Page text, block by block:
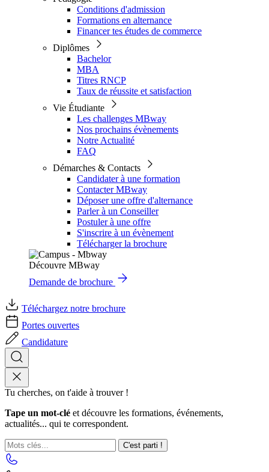
Conditions d'admission
Formations en alternance
Financer tes études de commerce
Diplômes
Bachelor
MBA
Titres RNCP
Taux de réussite et satisfaction
Vie Étudiante
Les challenges MBway
Nos prochains évènements
Notre Actualité
FAQ
Démarches & Contacts
Candidater à une formation
Contacter MBway
Déposer une offre d'alternance
Parler à un Conseiller
Postuler à une offre
S'inscrire à un évènement
Télécharger la brochure
Découvre MBway
Demande de brochure
Téléchargez notre brochure
Portes ouvertes
Candidature
Tu cherches, on t'aide à trouver !
Tape un mot-clé et découvre les formations, événements,
actualités... qui te correspondent.
C'est parti !